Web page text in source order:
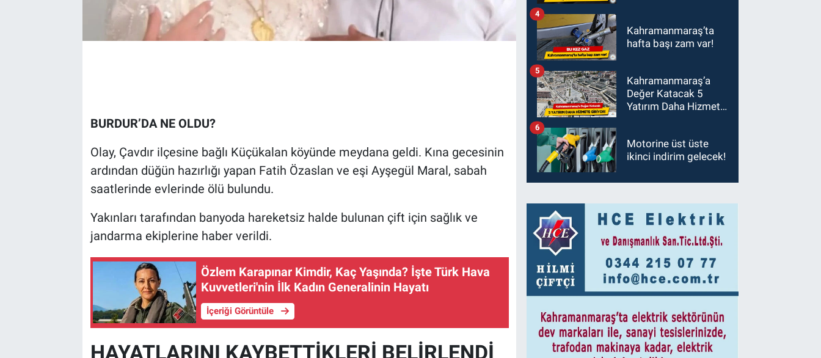
BURDUR’DA NE OLDU?
Olay, Çavdır ilçesine bağlı Küçükalan köyünde meydana geldi. Kına gecesinin
ardından düğün hazırlığı yapan Fatih Özaslan ve eşi Ayşegül Maral, sabah
saatlerinde evlerinde ölü bulundu.
Yakınları tarafından banyoda hareketsiz halde bulunan çift için sağlık ve
jandarma ekiplerine haber verildi.
Özlem Karapınar Kimdir, Kaç Yaşında? İşte Türk Hava
Kuvvetleri'nin İlk Kadın Generalinin Hayatı
İçeriği Görüntüle
HAYATLARINI KAYBETTİKLERİ BELİRLENDİ
Kahramanmaraş’ta
hafta başı zam var!
4
Kahramanmaraş’a
Değer Katacak 5
Yatırım Daha Hizmete
5
Motorine üst üste
ikinci indirim gelecek!
6